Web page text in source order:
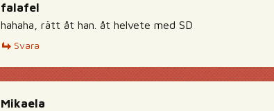
falafel
hahaha, rätt åt han. åt helvete med SD
Svara
Mikaela